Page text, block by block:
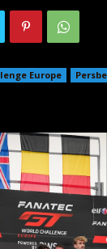
Europe